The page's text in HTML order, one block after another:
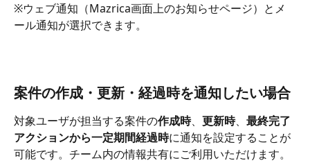
※ウェブ通知（Mazrica画面上のお知らせページ）とメ
ール通知が選択できます。
案件の作成・更新・経過時を通知したい場合
対象ユーザが担当する案件の作成時、 更新時、 最終完了
アクションから一定期間経過時に通知を設定することが
可能です。チーム内の情報共有にご利用いただけます。